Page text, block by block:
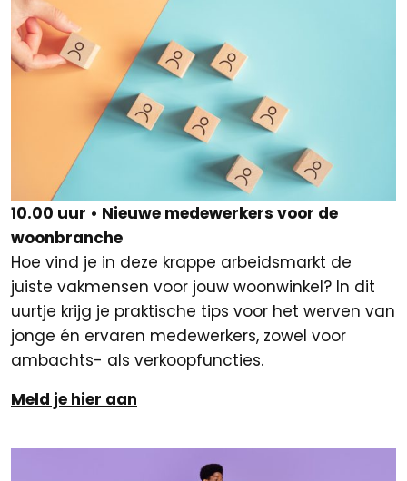
10.00 uur • Nieuwe medewerkers voor de
woonbranche
Hoe vind je in deze krappe arbeidsmarkt de
juiste vakmensen voor jouw woonwinkel? In dit
uurtje krijg je praktische tips voor het werven van
jonge én ervaren medewerkers, zowel voor
ambachts- als verkoopfuncties.
Meld je hier aan